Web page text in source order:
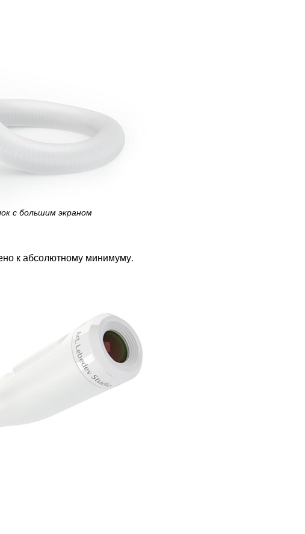
с большим экраном
к абсолютному минимуму.